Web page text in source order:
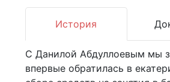
История
С Данилой Абдуллоевым мы
впервые обратилась в